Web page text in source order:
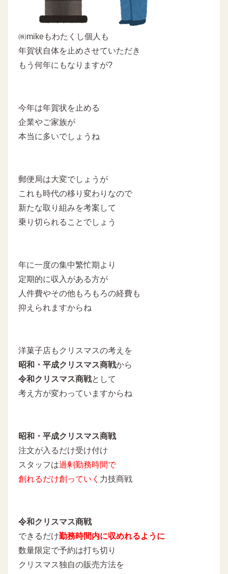
㈱mikeもわたくし個人も
年賀状自体を止めさせていただき
もう何年にもなりますが?
今年は年賀状を止める
企業やご家族が
本当に多いでしょうね
郵便局は大変でしょうが
これも時代の移り変わりなので
新たな取り組みを考案して
乗り切られることでしょう
年に一度の集中繁忙期より
定期的に収入がある方が
人件費やその他もろもろの経費も
抑えられますからね
洋菓子店もクリスマスの考えを
昭和・平成クリスマス商戦から
令和クリスマス商戦として
考え方が変わっていますからね
昭和・平成クリスマス商戦
注文が入るだけ受け付け
スタッフは過剰勤務時間で
創れるだけ創っていく 力技商戦
令和クリスマス商戦
できるだけ勤務時間内に収めれるように
数量限定で予約は打ち切り
クリスマス独自の販売方法を